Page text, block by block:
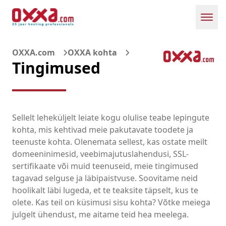
OXXA.com OXXA kohta
Tingimused
Sellelt leheküljelt leiate kogu olulise teabe lepingute
kohta, mis kehtivad meie pakutavate toodete ja
teenuste kohta. Olenemata sellest, kas ostate meilt
domeeninimesid, veebimajutuslahendusi, SSL-
sertifikaate või muid teenuseid, meie tingimused
tagavad selguse ja läbipaistvuse. Soovitame neid
hoolikalt läbi lugeda, et te teaksite täpselt, kus te
olete. Kas teil on küsimusi sisu kohta? Võtke meiega
julgelt ühendust, me aitame teid hea meelega.